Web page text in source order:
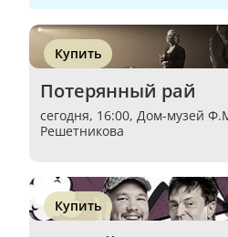
Купить
Потерянный рай
сегодня, 16:00, Дом-музей
Решетникова
Купить